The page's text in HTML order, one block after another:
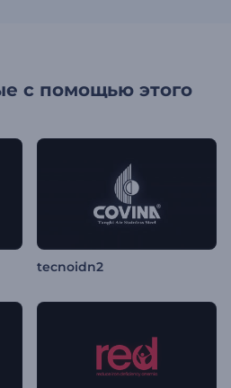
с помощью этого
tecnoidn2